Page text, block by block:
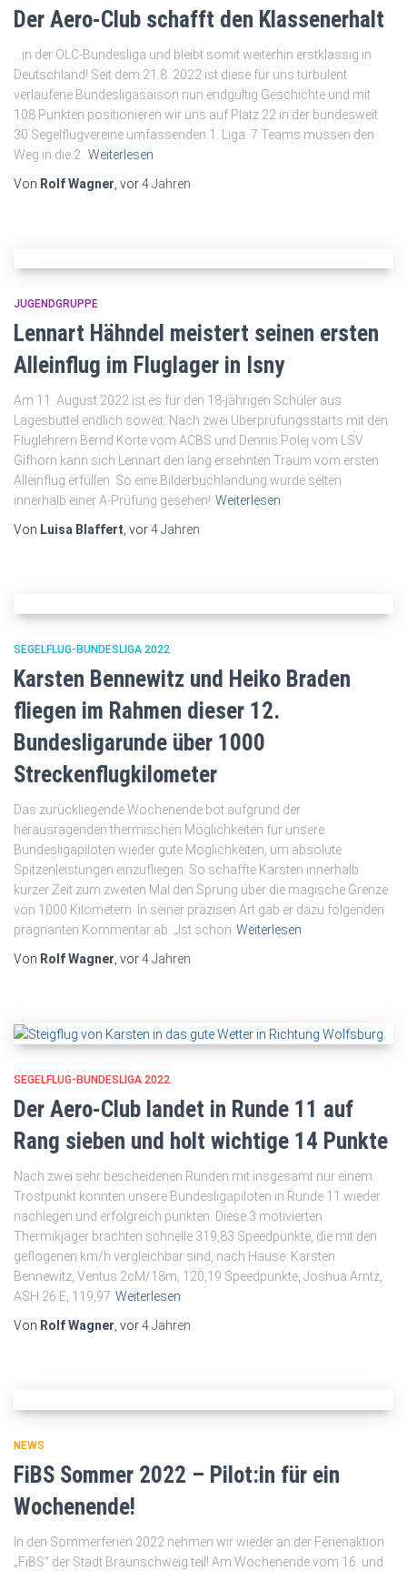
Der Aero-Club schafft den Klassenerhalt
…in der OLC-Bundesliga und bleibt somit weiterhin erstklassig in
Deutschland! Seit dem 21.8. 2022 ist diese für uns turbulent
verlaufene Bundesligasaison nun endgültig Geschichte und mit
108 Punkten positionieren wir uns auf Platz 22 in der bundesweit
30 Segelflugvereine umfassenden 1. Liga. 7 Teams müssen den
Weg in die 2. Weiterlesen
Von Rolf Wagner , vor4 Jahren
JUGENDGRUPPE
Lennart Hähndel meistert seinen ersten
Alleinflug im Fluglager in Isny
Am 11. August 2022 ist es für den 18-jährigen Schüler aus
Lagesbüttel endlich soweit: Nach zwei Überprüfungsstarts mit den
Fluglehrern Bernd Korte vom ACBS und Dennis Polej vom LSV
Gifhorn kann sich Lennart den lang ersehnten Traum vom ersten
Alleinflug erfüllen. So eine Bilderbuchlandung wurde selten
innerhalb einer A-Prüfung gesehen! Weiterlesen
Von Luisa Blaffert , vor4 Jahren
SEGELFLUG-BUNDESLIGA 2022
Karsten Bennewitz und Heiko Braden
fliegen im Rahmen dieser 12.
Bundesligarunde über 1000
Streckenflugkilometer
Das zurückliegende Wochenende bot aufgrund der
herausragenden thermischen Möglichkeiten für unsere
Bundesligapiloten wieder gute Möglichkeiten, um absolute
Spitzenleistungen einzufliegen. So schaffte Karsten innerhalb
kurzer Zeit zum zweiten Mal den Sprung über die magische Grenze
von 1000 Kilometern. In seiner präzisen Art gab er dazu folgenden
prägnanten Kommentar ab: „Ist schon Weiterlesen
Von Rolf Wagner , vor4 Jahren
SEGELFLUG-BUNDESLIGA 2022
Der Aero-Club landet in Runde 11 auf
Rang sieben und holt wichtige 14 Punkte
Nach zwei sehr bescheidenen Runden mit insgesamt nur einem
Trostpunkt konnten unsere Bundesligapiloten in Runde 11 wieder
nachlegen und erfolgreich punkten. Diese 3 motivierten
Thermikjäger brachten schnelle 319,83 Speedpunkte, die mit den
geflogenen km/h vergleichbar sind, nach Hause: Karsten
Bennewitz, Ventus 2cM/18m, 120,19 Speedpunkte, Joshua Arntz,
ASH 26 E, 119,97 Weiterlesen
Von Rolf Wagner, vor4 Jahren
NEWS
FiBS Sommer 2022 – Pilot:in für ein
Wochenende!
In den Sommerferien 2022 nehmen wir wieder an der Ferienaktion
„FiBS“ der Stadt Braunschweig teil! Am Wochenende vom 16. und